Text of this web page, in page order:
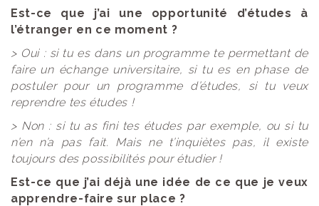
Est-ce que j’ai une opportunité d’études à
l’étranger en ce moment ?
> Oui : si tu es dans un programme te permettant de
faire un échange universitaire, si tu es en phase de
postuler pour un programme d’études, si tu veux
reprendre tes études !
> Non : si tu as fini tes études par exemple, ou si tu
n’en n’a pas fait. Mais ne t’inquiètes pas, il existe
toujours des possibilités pour étudier !
Est-ce que j’ai déjà une idée de ce que je veux
apprendre-faire sur place ?